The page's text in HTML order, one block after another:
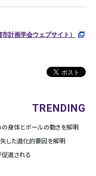
計画学会ウェブサイト）
TRENDING
身体とボールの動きを解明
した進化的要因を解明
進される